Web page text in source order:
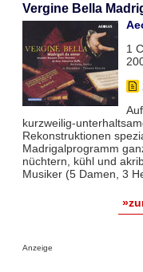
Vergine Bella
1
kurzweilig-
Rekonstruktionen
Madrigalprogramm
nüchtern, kühl und
Musiker (5 Damen, 3
Anzeige